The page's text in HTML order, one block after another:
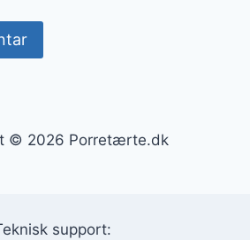
© 2026 Porretærte.dk
support: